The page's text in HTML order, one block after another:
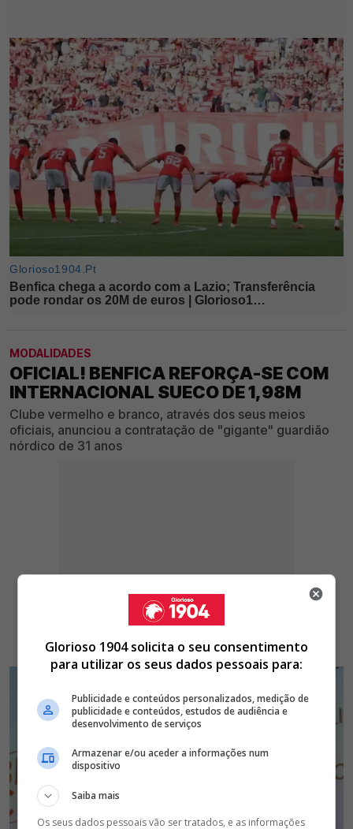
MODALIDADES
OFICIAL! BENFICA REFORÇA-SE COM
INTERNACIONAL SUECO DE 1,98M
Clube vermelho e branco, através dos seus meios
oficiais, anunciou a contratação de "gigante" guardião
nórdico de 31 anos
Glorioso 1904 solicita o seu consentimento
para utilizar os seus dados pessoais para:
Publicidade e conteúdos personalizados, medição de
publicidade e conteúdos, estudos de audiência e
desenvolvimento de serviços
Armazenar e/ou aceder a informações num
dispositivo
Saiba mais
Os seus dados pessoais vão ser tratados, e as informações